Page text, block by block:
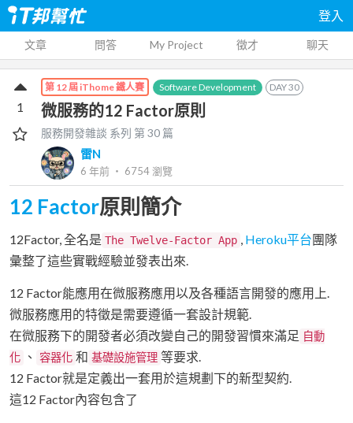
登入
文章 問答 My Project 徵才 聊天
第 12 屆 iThome 鐵人賽 Software Development DAY30
微服務的12 Factor原則
服務開發雜談 系列 第30 篇
雷N
6 年前 ‧ 6754瀏覽
1
12 Factor原則簡介
12Factor, 全名是 The Twelve-Factor App , Heroku平台團隊
彙整了這些實戰經驗並發表出來.
12 Factor能應用在微服務應用以及各種語言開發的應用上.
微服務應用的特徵是需要遵循一套設計規範.
在微服務下的開發者必須改變自己的開發習慣來滿足 自動
化
、 容器化 和 基礎設施管理 等要求.
12 Factor就是定義出一套用於這規劃下的新型契約.
這12 Factor內容包含了